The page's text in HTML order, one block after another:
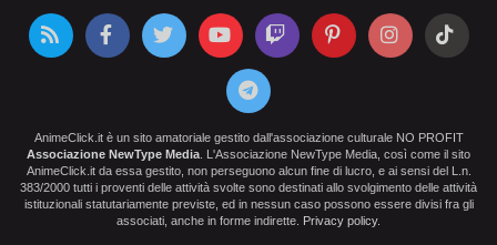
AnimeClick.it è un sito amatoriale gestito dall'associazione culturale NO PROFIT
Associazione NewType Media . L'Associazione NewType Media, così come il sito
AnimeClick.it da essa gestito, non perseguono alcun fine di lucro, e ai sensi del L.n.
383/2000 tutti i proventi delle attività svolte sono destinati allo svolgimento delle attività
istituzionali statutariamente previste, ed in nessun caso possono essere divisi fra gli
associati, anche in forme indirette. Privacy policy.